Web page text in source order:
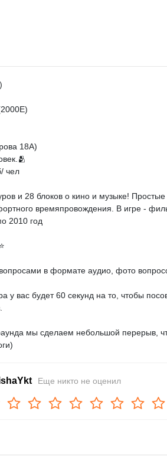
18А)
чел
и 28 блоков о кино и музыке!
времяпровождения. В игре -
2010 год
в формате аудио, фото
у вас будет 60 секунд на то, чтобы
мы сделаем небольшой перерыв,
Еще никто не оценил